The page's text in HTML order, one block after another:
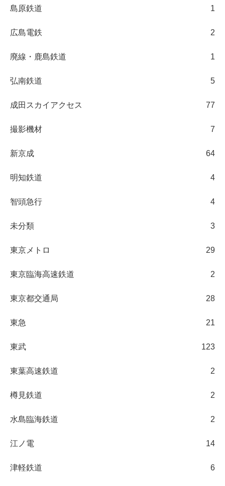
島原鉄道 1
広島電鉄 2
廃線・鹿島鉄道 1
弘南鉄道 5
成田スカイアクセス 77
撮影機材 7
新京成 64
明知鉄道 4
智頭急行 4
未分類 3
東京メトロ 29
東京臨海高速鉄道 2
東京都交通局 28
東急 21
東武 123
東葉高速鉄道 2
樽見鉄道 2
水島臨海鉄道 2
江ノ電 14
津軽鉄道 6